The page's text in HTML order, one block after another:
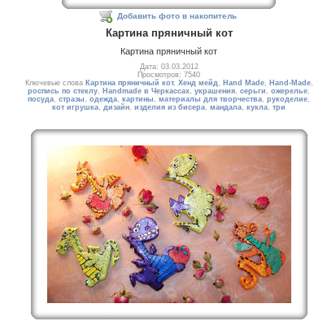
Добавить фото в накопитель
Картина пряничный кот
Картина пряничный кот
Дата: 03.03.2012
Просмотров: 7540
Ключевые слова Картина пряничный кот. Хенд мейд, Hand Made, Hand-Made,
роспись по стеклу, Handmade в Черкассах, украшения, серьги , ожерелье,
посуда, стразы , одежда, картины , материалы для творчества, рукоделие,
кот игрушка, дизайн, изделия из бисера, мандала, кукла, три